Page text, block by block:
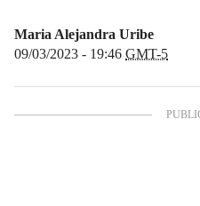
Maria Alejandra Uribe
09/03/2023 - 19:46 GMT-5